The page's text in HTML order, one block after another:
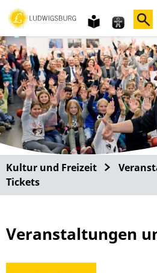
leichte
Sprache
Kultur und Freizeit
Tickets
Veranstaltungen